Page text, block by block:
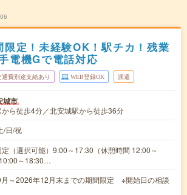
限定！未経験OK！駅チカ！残業
電機Gで電話対応
通費別途支給あり WEB登録OK 派遣
城市
ら徒歩4分／北安城駅から徒歩36分
/日/祝
（選択可能）9:00～17:30（休憩時間 12:00～
～18:30…
～2026年12月末までの期間限定 ※開始日の相談